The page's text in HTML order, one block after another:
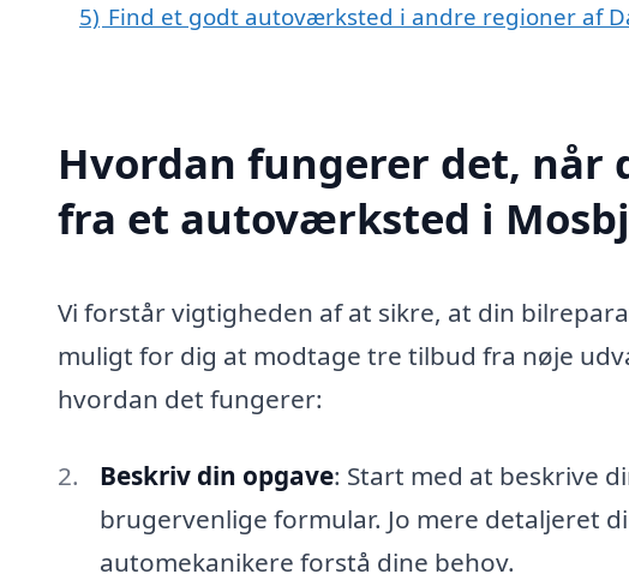
5) Find et godt autoværksted i andre regioner af
Hvordan fungerer det,
fra et autoværksted i
Vi forstår vigtigheden af at sikre, at din
muligt for dig at modtage tre tilbud fra nøje
hvordan det fungerer:
Beskriv din opgave: Start med at beskrive
brugervenlige formular. Jo mere detaljeret
automekanikere forstå dine behov.